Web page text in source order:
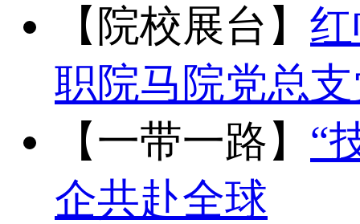
【院校展台】
职院马院党总
【一带一路】 “
企共赴全球